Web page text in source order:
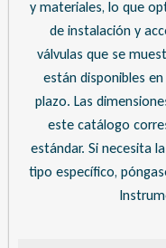
y materiales, lo que
de instalación y
válvulas que se
están disponibles
plazo. Las
este catálogo
estándar. Si necesita
tipo específico,